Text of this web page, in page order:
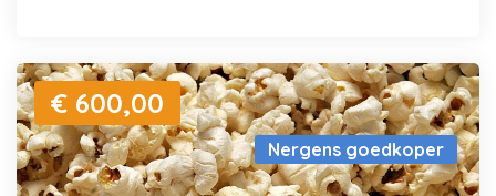
Nergens goedkoper
€ 600,00